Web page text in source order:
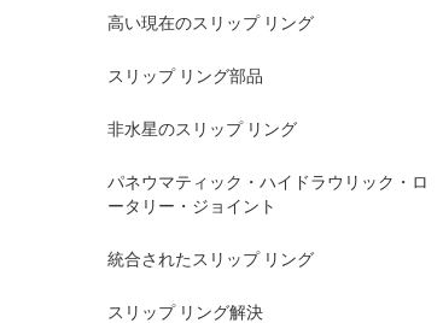
高い現在のスリップ リング
スリップ リング部品
非水星のスリップ リング
パネウマティック・ハイドラウリック・ロ
ータリー・ジョイント
統合されたスリップ リング
スリップ リング解決